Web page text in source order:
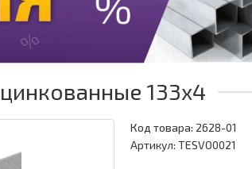
133x4
Код товара: 2628-01
Артикул: TESVO0021